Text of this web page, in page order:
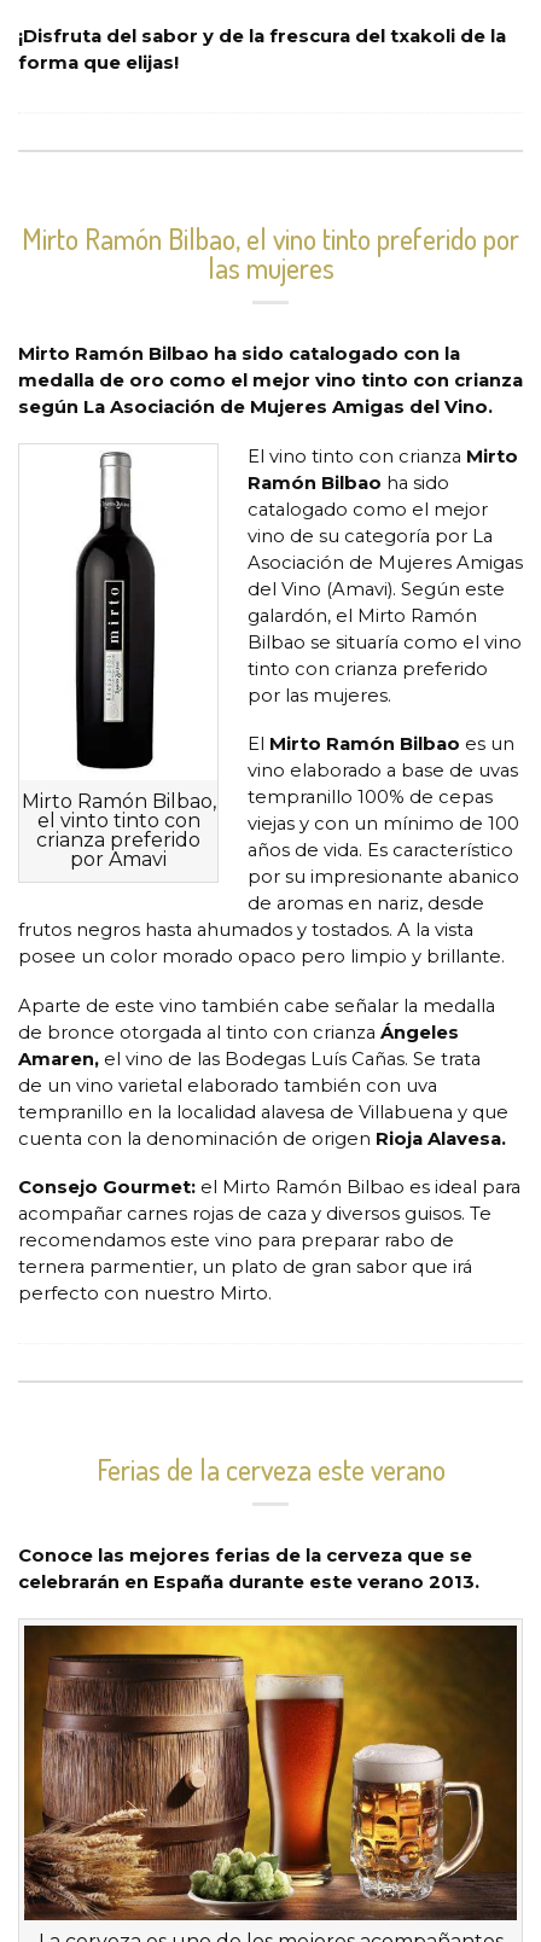
¡Disfruta del sabor y de la frescura del txakoli de la
forma que elijas!
Mirto Ramón Bilbao, el vino tinto preferido por
las mujeres
Mirto Ramón Bilbao ha sido catalogado con la
medalla de oro como el mejor vino tinto con crianza
según La Asociación de Mujeres Amigas del Vino.
Mirto Ramón Bilbao,
el vinto tinto con
crianza preferido
por Amavi
El vino tinto con crianza Mirto
Ramón Bilbao ha sido
catalogado como el mejor
vino de su categoría por La
Asociación de Mujeres Amigas
del Vino (Amavi). Según este
galardón, el Mirto Ramón
Bilbao se situaría como el vino
tinto con crianza preferido
por las mujeres.
El Mirto Ramón Bilbao es un
vino elaborado a base de uvas
tempranillo 100% de cepas
viejas y con un mínimo de 100
años de vida. Es característico
por su impresionante abanico
de aromas en nariz, desde
frutos negros hasta ahumados y tostados. A la vista
posee un color morado opaco pero limpio y brillante.
Aparte de este vino también cabe señalar la medalla
de bronce otorgada al tinto con crianza Ángeles
Amaren, el vino de las Bodegas Luís Cañas. Se trata
de un vino varietal elaborado también con uva
tempranillo en la localidad alavesa de Villabuena y que
cuenta con la denominación de origen Rioja Alavesa.
Consejo Gourmet: el Mirto Ramón Bilbao es ideal para
acompañar carnes rojas de caza y diversos guisos. Te
recomendamos este vino para preparar rabo de
ternera parmentier, un plato de gran sabor que irá
perfecto con nuestro Mirto.
Ferias de la cerveza este verano
Conoce las mejores ferias de la cerveza que se
celebrarán en España durante este verano 2013.